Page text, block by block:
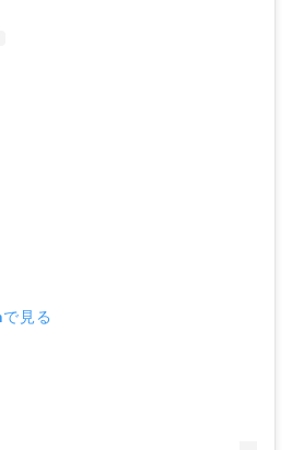
見る